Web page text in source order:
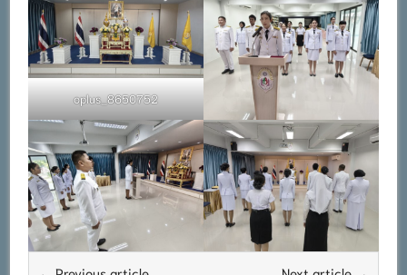
oplus_8650752